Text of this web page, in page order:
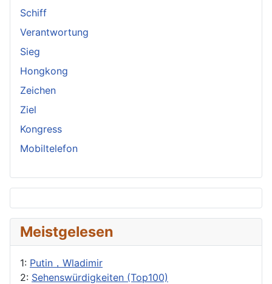
Schiff
Verantwortung
Sieg
Hongkong
Zeichen
Ziel
Kongress
Mobiltelefon
Meistgelesen
1: Putin，Wladimir
2: Sehenswürdigkeiten (Top100)